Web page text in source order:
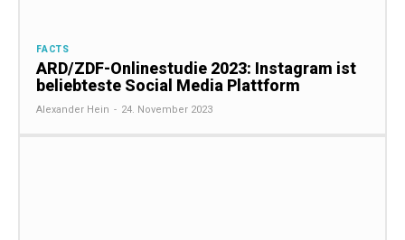
FACTS
ARD/ZDF-Onlinestudie 2023: Instagram ist
beliebteste Social Media Plattform
Alexander Hein - 24. November 2023